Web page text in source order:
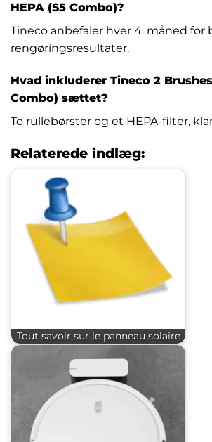
HEPA (S5 Combo)?
Tineco anbefaler hver 4. måned for
rengøringsresultater.
Hvad inkluderer Tineco 2 Brushes
Combo) sættet?
To rullebørster og et HEPA-filter,
Relaterede indlæg:
Tout savoir sur le panneau solaire